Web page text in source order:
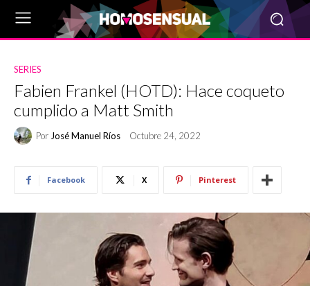
SERIES
Fabien Frankel (HOTD): Hace coqueto
cumplido a Matt Smith
Por José Manuel Ríos Octubre 24, 2022
Facebook X Pinterest